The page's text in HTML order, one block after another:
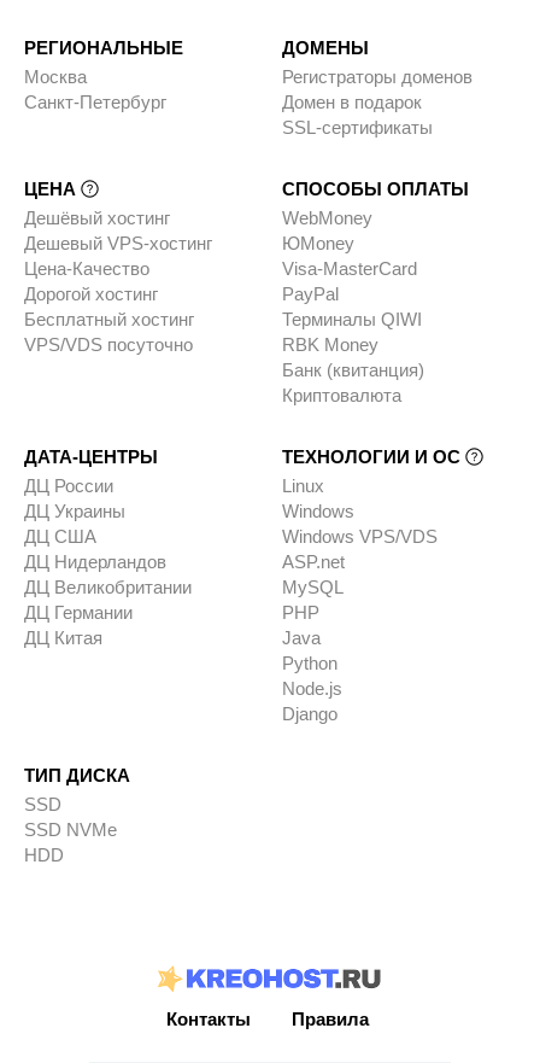
РЕГИОНАЛЬНЫЕ
Москва
Санкт-Петербург
ДОМЕНЫ
Регистраторы доменов
Домен в подарок
SSL-сертификаты
ЦЕНА
Дешёвый хостинг
Дешевый VPS-хостинг
Цена-Качество
Дорогой хостинг
Бесплатный хостинг
VPS/VDS посуточно
СПОСОБЫ ОПЛАТЫ
WebMoney
ЮMoney
Visa-MasterCard
PayPal
Терминалы QIWI
RBK Money
Банк (квитанция)
Криптовалюта
ДАТА-ЦЕНТРЫ
ДЦ России
ДЦ Украины
ДЦ США
ДЦ Нидерландов
ДЦ Великобритании
ДЦ Германии
ДЦ Китая
ТЕХНОЛОГИИ И ОС
Linux
Windows
Windows VPS/VDS
ASP.net
MySQL
PHP
Java
Python
Node.js
Django
ТИП ДИСКА
SSD
SSD NVMe
HDD
Контакты Правила